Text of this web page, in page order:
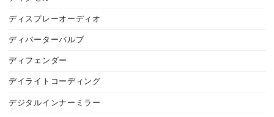
ディスプレーオーディオ
ディバーターバルブ
ディフェンダー
デイライトコーディング
デジタルインナーミラー